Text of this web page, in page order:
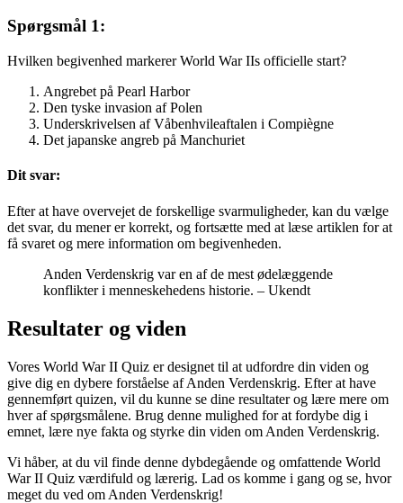
Spørgsmål 1:
Hvilken begivenhed markerer World War IIs officielle start?
Angrebet på Pearl Harbor
Den tyske invasion af Polen
Underskrivelsen af Våbenhvileaftalen i Compiègne
Det japanske angreb på Manchuriet
Dit svar:
Efter at have overvejet de forskellige svarmuligheder, kan du vælge
det svar, du mener er korrekt, og fortsætte med at læse artiklen for at
få svaret og mere information om begivenheden.
Anden Verdenskrig var en af de mest ødelæggende
konflikter i menneskehedens historie. – Ukendt
Resultater og viden
Vores World War II Quiz er designet til at udfordre din viden og
give dig en dybere forståelse af Anden Verdenskrig. Efter at have
gennemført quizen, vil du kunne se dine resultater og lære mere om
hver af spørgsmålene. Brug denne mulighed for at fordybe dig i
emnet, lære nye fakta og styrke din viden om Anden Verdenskrig.
Vi håber, at du vil finde denne dybdegående og omfattende World
War II Quiz værdifuld og lærerig. Lad os komme i gang og se, hvor
meget du ved om Anden Verdenskrig!